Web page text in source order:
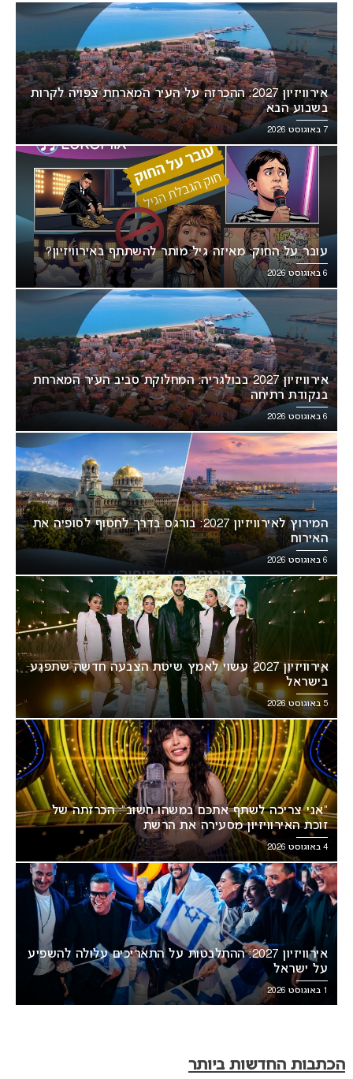
אירוויזיון 2027: ההכרזה על העיר המארחת צפויה לקרות
בשבוע הבא
7 באוגוסט 2026
עובר על החוק: מאיזה גיל מותר להשתתף באירוויזיון?
6 באוגוסט 2026
אירוויזיון 2027 בבולגריה: המחלוקת סביב העיר המארחת
בנקודת רתיחה
6 באוגוסט 2026
המירוץ לאירוויזיון 2027: בורגס בדרך לחטוף לסופיה את
האירוח
6 באוגוסט 2026
אירוויזיון 2027 עשוי לאמץ שיטת הצבעה חדשה שתפגע
בישראל
5 באוגוסט 2026
“אני צריכה לשתף אתכם במשהו חשוב”: הכרזתה של
זוכת האירוויזיון מסעירה את הרשת
4 באוגוסט 2026
אירוויזיון 2027: ההתלבטות על התאריכים עלולה להשפיע
על ישראל
1 באוגוסט 2026
הכתבות החדשות ביותר